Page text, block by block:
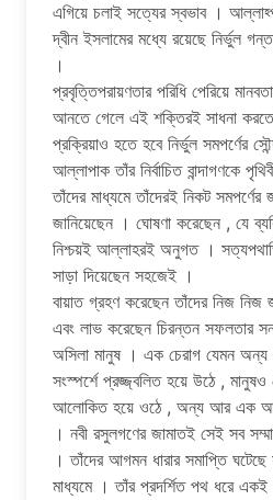
এগিয়ে চলাই সত্যের স্বভাব ।
দ্বীন ইসলামের মধ্যে রয়েছে নির্ভুল
।
প্রবৃত্তিপরায়ণতার পরিধি পেরিয়ে
আনতে গেলে এই শক্তিরই সাধনা
প্রক্রিয়াও হতে হবে নির্ভুল সমপর্ণের
আল্লাপাক তাঁর নির্বাচিত বান্দাগণকে
তাঁদের মাধ্যমে তাঁদেরই নিকট
জানিয়েছেন । ঘোষণা করেছেন , যে
নিশ্চয়ই আল্লাহরই অনুগত ।
সাড়া দিয়েছেন সহজেই ।
বায়াত গ্রহণ করেছেন তাঁদের নিজ নিজ
এবং লাভ করেছেন চিরন্তন সফলতার
অসিলা মানুষ । এক চেরাগ যেমন অন্য
সংস্পর্শে প্রজ্জ্বলিত হয়ে উঠে ,
আলোকিত হয়ে ওঠে , অন্য আর এক
। নবী রসুলগণের জামাতই সেই সব
। তাঁদের আগমন ধারার সমাপ্তি
মাধ্যমে । তাঁর প্রদর্শিত পথ ধরে একই